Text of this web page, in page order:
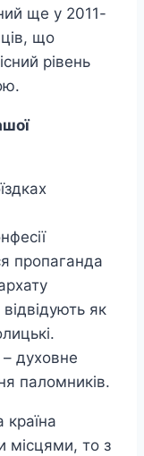
ще у 2011-
що
рівень
пропаганда
як
духовне
паломників.
місцями, то з